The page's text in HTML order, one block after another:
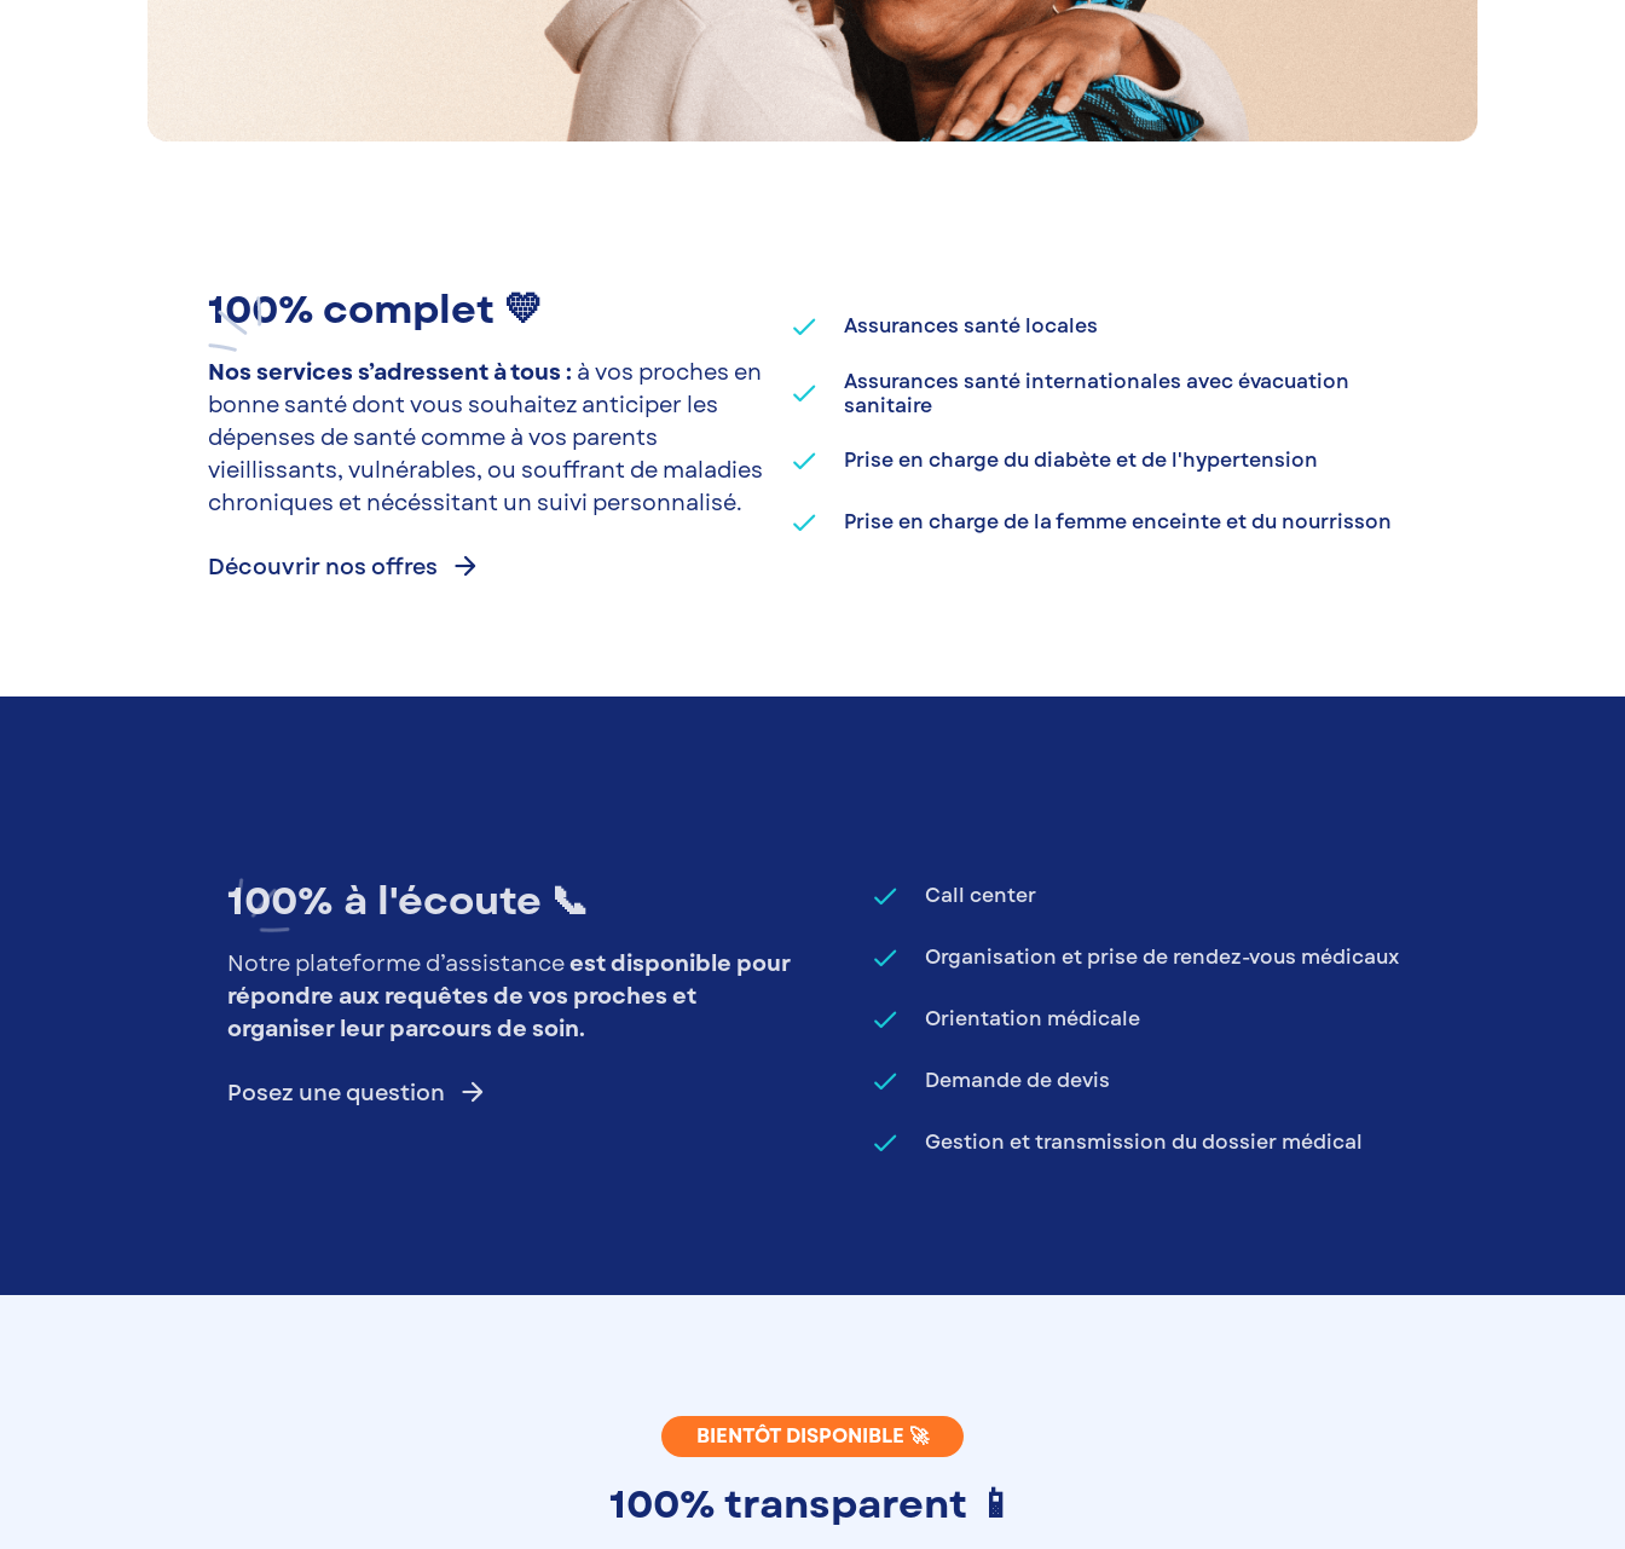
100% complet 💛
Nos services s’adressent à tous : à vos proches en
bonne santé dont vous souhaitez anticiper les
dépenses de santé comme à vos parents
vieillissants, vulnérables, ou souffrant de maladies
chroniques et nécéssitant un suivi personnalisé.
Découvrir nos offres arrow_forward
done Assurances santé locales
done
Assurances santé internationales avec évacuation
sanitaire
done Prise en charge du diabète et de l'hypertension
done Prise en charge de la femme enceinte et du nourrisson
100% à l'écoute 📞
Notre plateforme d’assistanceest disponible pour
répondre aux requêtes de vos proches et
organiser leur parcours de soin.
Posez une question arrow_forward
done Call center
done Organisation et prise de rendez-vous médicaux
done Orientation médicale
done Demande de devis
done Gestion et transmission du dossier médical
BIENTÔT DISPONIBLE 🚀
100% transparent 📱